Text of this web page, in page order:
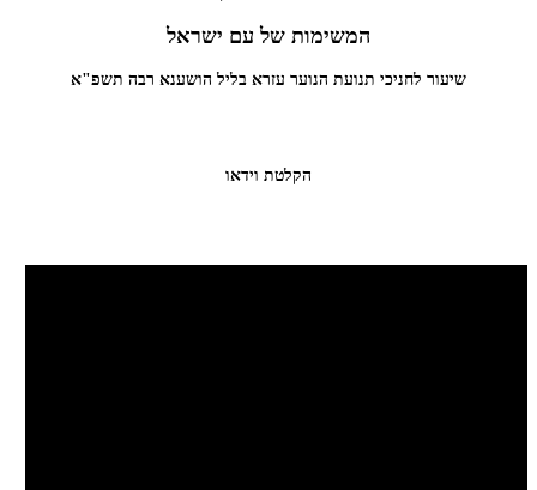
המשימות של עם ישראל
שיעור לחניכי תנועת הנוער עזרא בליל הושענא רבה תשפ"א
הקלטת וידאו